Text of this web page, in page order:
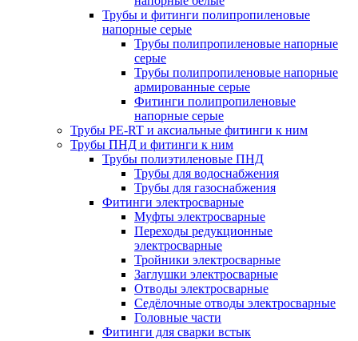
Трубы и фитинги полипропиленовые
напорные серые
Трубы полипропиленовые напорные
серые
Трубы полипропиленовые напорные
армированные серые
Фитинги полипропиленовые
напорные серые
Трубы PE-RT и аксиальные фитинги к ним
Трубы ПНД и фитинги к ним
Трубы полиэтиленовые ПНД
Трубы для водоснабжения
Трубы для газоснабжения
Фитинги электросварные
Муфты электросварные
Переходы редукционные
электросварные
Тройники электросварные
Заглушки электросварные
Отводы электросварные
Седёлочные отводы электросварные
Головные части
Фитинги для сварки встык